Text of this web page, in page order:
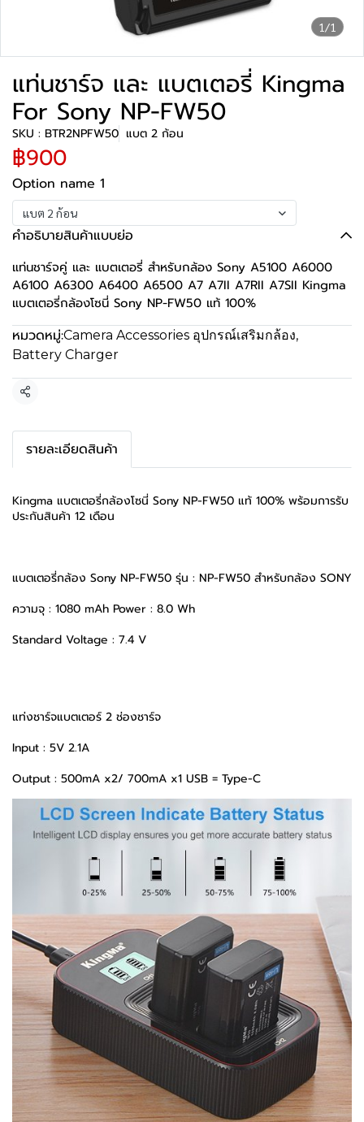
1/1
แท่นชาร์จ และ แบตเตอรี่ Kingma
For Sony NP-FW50
SKU : BTR2NPFW50 แบต 2 ก้อน
฿900
Option name 1
แบต 2 ก้อน
คำอธิบายสินค้าแบบย่อ
แท่นชาร์จคู่ และ แบตเตอรี่ สำหรับกล้อง Sony A5100 A6000
A6100 A6300 A6400 A6500 A7 A7II A7RII A7SII Kingma
แบตเตอรี่กล้องโซนี่ Sony NP-FW50 แท้ 100%
หมวดหมู่:Camera Accessories อุปกรณ์เสริมกล้อง,
Battery Charger
แชร์
รายละเอียดสินค้า
Kingma แบตเตอรี่กล้องโซนี่ Sony NP-FW50 แท้ 100% พร้อมการรับ
ประกันสินค้า 12 เดือน
แบตเตอรี่กล้อง Sony NP-FW50 รุ่น : NP-FW50 สำหรับกล้อง SONY
ความจุ : 1080 mAh Power : 8.0 Wh
Standard Voltage : 7.4 V
แท่งชาร์จแบตเตอร์ 2 ช่องชาร์จ
Input : 5V 2.1A
Output : 500mA x2/ 700mA x1 USB = Type-C